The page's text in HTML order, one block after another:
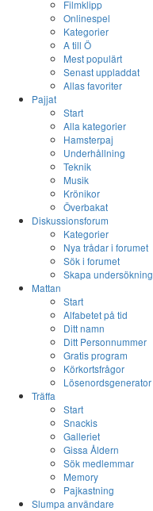
Filmklipp
Onlinespel
Kategorier
A till Ö
Mest populärt
Senast uppladdat
Allas favoriter
Pajjat
Start
Alla kategorier
Hamsterpaj
Underhållning
Teknik
Musik
Krönikor
Överbakat
Diskussionsforum
Kategorier
Nya trådar i forumet
Sök i forumet
Skapa undersökning
Mattan
Start
Alfabetet på tid
Ditt namn
Ditt Personnummer
Gratis program
Körkortsfrågor
Lösenordsgenerator
Träffa
Start
Snackis
Galleriet
Gissa Åldern
Sök medlemmar
Memory
Pajkastning
Slumpa användare